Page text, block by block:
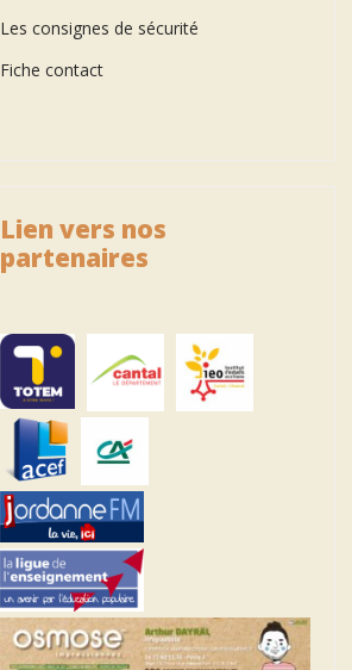
Les consignes de sécurité
Fiche contact
Lien vers nos
partenaires